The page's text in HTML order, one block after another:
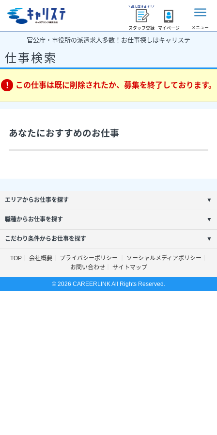
スタッフ登録 マイページ メニュー
官公庁・市役所の派遣求人多数！お仕事探しはキャリステ
仕事検索
この仕事は既に削除されたか、募集を終了しております。
あなたにおすすめのお仕事
エリアからお仕事を探す ▼
職種からお仕事を探す ▼
こだわり条件からお仕事を探す ▼
TOP 会社概要 プライバシーポリシー
ソーシャルメディアポリシー
お問い合わせ
サイトマップ
© 2026 CAREERLINK All Rights Reserved.